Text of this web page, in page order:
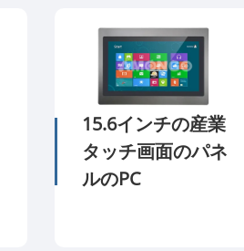
15.6インチの産業
タッチ画面のパネ
ルのPC